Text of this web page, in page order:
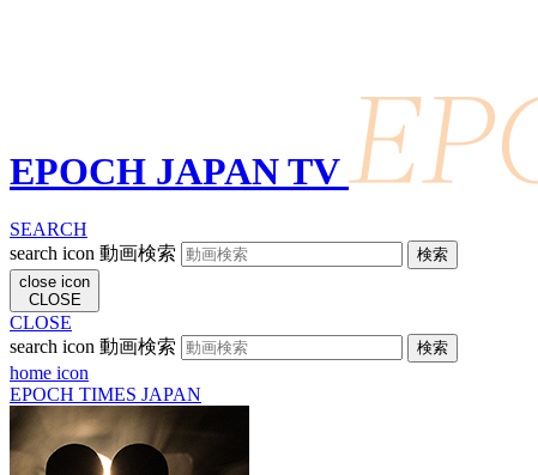
EPOCH JAPAN TV
SEARCH
search icon 動画検索
close icon
CLOSE
CLOSE
search icon 動画検索
home icon
EPOCH TIMES JAPAN